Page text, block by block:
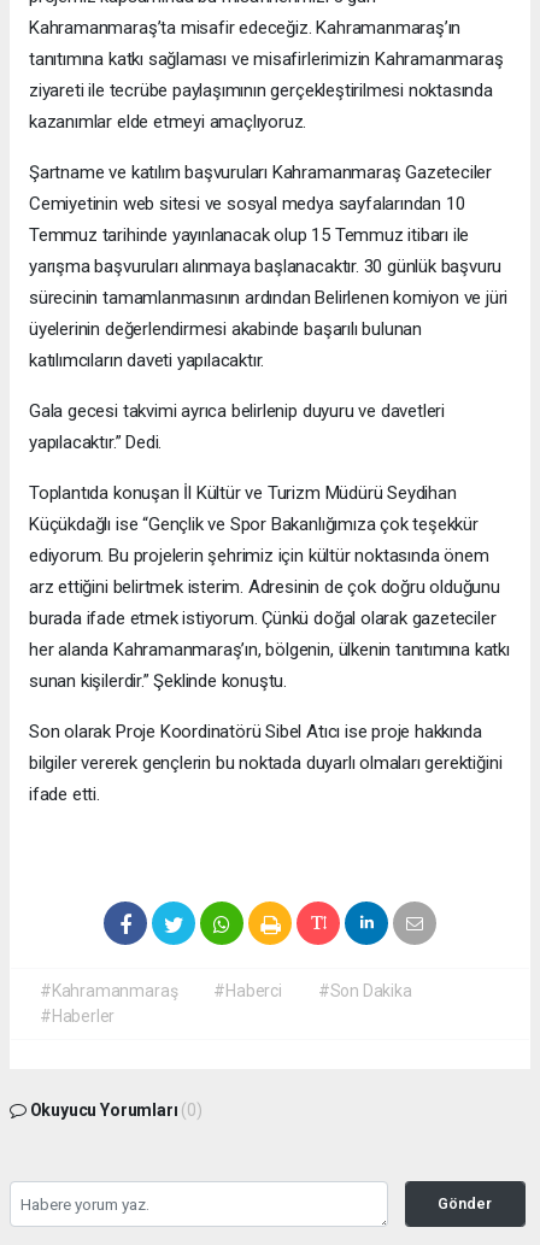
Kahramanmaraş’ta misafir edeceğiz. Kahramanmaraş’ın
tanıtımına katkı sağlaması ve misafirlerimizin Kahramanmaraş
ziyareti ile tecrübe paylaşımının gerçekleştirilmesi noktasında
kazanımlar elde etmeyi amaçlıyoruz.
Şartname ve katılım başvuruları Kahramanmaraş Gazeteciler
Cemiyetinin web sitesi ve sosyal medya sayfalarından 10
Temmuz tarihinde yayınlanacak olup 15 Temmuz itibarı ile
yarışma başvuruları alınmaya başlanacaktır. 30 günlük başvuru
sürecinin tamamlanmasının ardından Belirlenen komiyon ve jüri
üyelerinin değerlendirmesi akabinde başarılı bulunan
katılımcıların daveti yapılacaktır.
Gala gecesi takvimi ayrıca belirlenip duyuru ve davetleri
yapılacaktır.” Dedi.
Toplantıda konuşan İl Kültür ve Turizm Müdürü Seydihan
Küçükdağlı ise “Gençlik ve Spor Bakanlığımıza çok teşekkür
ediyorum. Bu projelerin şehrimiz için kültür noktasında önem
arz ettiğini belirtmek isterim. Adresinin de çok doğru olduğunu
burada ifade etmek istiyorum. Çünkü doğal olarak gazeteciler
her alanda Kahramanmaraş’ın, bölgenin, ülkenin tanıtımına katkı
sunan kişilerdir.” Şeklinde konuştu.
Son olarak Proje Koordinatörü Sibel Atıcı ise proje hakkında
bilgiler vererek gençlerin bu noktada duyarlı olmaları gerektiğini
ifade etti.
#Kahramanmaraş #Haberci
#Son Dakika
#Haberler
Okuyucu Yorumları (0)
Gönder